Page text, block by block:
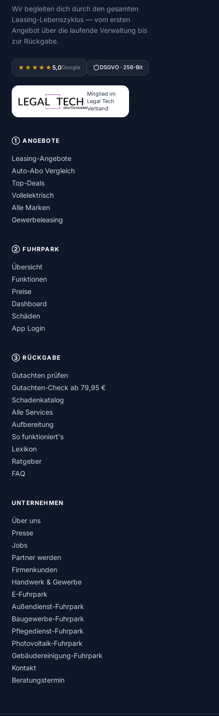
Wir begleiten dich durch den gesamten
Leasing-Lebenszyklus — vom ersten
Angebot über die laufende Verwaltung bis
zur Rückgabe.
★★★★★ 5,0Google DSGVO · 256-Bit
Mitglied im
Legal Tech
Verband
① ANGEBOTE
Leasing-Angebote
Auto-Abo Vergleich
Top-Deals
Vollelektrisch
Alle Marken
Gewerbeleasing
② FUHRPARK
Übersicht
Funktionen
Preise
Dashboard
Schäden
App Login
③ RÜCKGABE
Gutachten prüfen
Gutachten-Check ab 79,95 €
Schadenkatalog
Alle Services
Aufbereitung
So funktioniert's
Lexikon
Ratgeber
FAQ
UNTERNEHMEN
Über uns
Presse
Jobs
Partner werden
Firmenkunden
Handwerk & Gewerbe
E-Fuhrpark
Außendienst-Fuhrpark
Baugewerbe-Fuhrpark
Pflegedienst-Fuhrpark
Photovoltaik-Fuhrpark
Gebäudereinigung-Fuhrpark
Kontakt
Beratungstermin